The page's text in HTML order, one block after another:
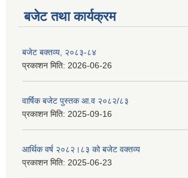
बजेट तथा कार्यक्रम
बजेट बक्तव्य, २०८३-८४
प्रकाशन मिति: 2026-06-26
वार्षिक बजेट पुस्तक आ.व २०८२/८३
प्रकाशन मिति: 2025-09-16
आर्थिक वर्ष २०८२।८३ को बजेट वक्तव्य
प्रकाशन मिति: 2025-06-23